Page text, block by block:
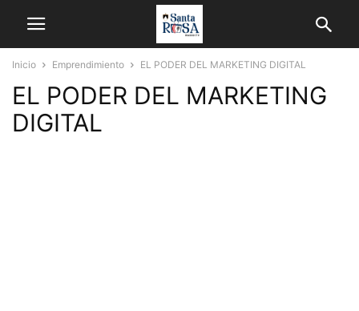
Inicio Emprendimiento EL PODER DEL MARKETING DIGITAL
EL PODER DEL MARKETING
DIGITAL